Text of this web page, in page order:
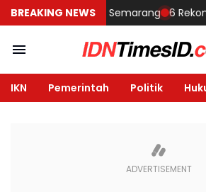
BREAKING NEWS
Rumah di Semarang 6
IKN Pemerintah Politik